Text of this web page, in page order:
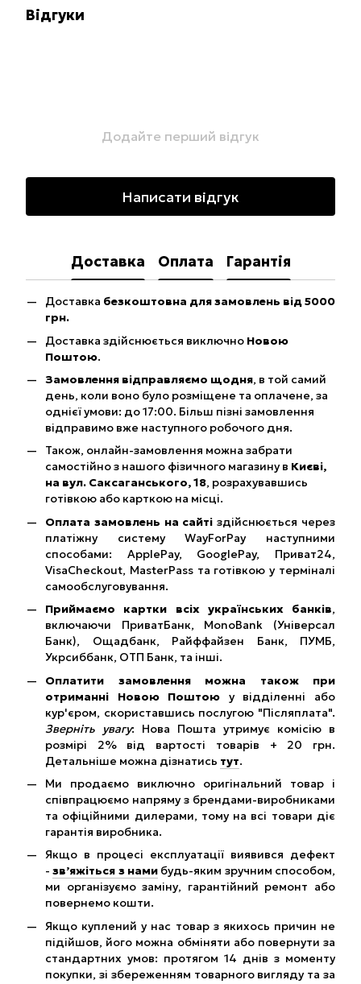
Відгуки
Додайте перший відгук
Написати відгук
Доставка Оплата Гарантія
Доставка безкоштовна для замовлень від 5000
грн.
Доставка здійснюється виключно Новою
Поштою.
Замовлення відправляємо щодня, в той самий
день, коли воно було розміщене та оплачене, за
однієї умови: до 17:00. Більш пізні замовлення
відправимо вже наступного робочого дня.
Також, онлайн-замовлення можна забрати
самостійно з нашого фізичного магазину в Києві,
на вул. Саксаганського, 18, розрахувавшись
готівкою або карткою на місці.
Оплата замовлень на сайтіздійснюється через
платіжну систему WayForPay наступними
способами: ApplePay, GooglePay, Приват24,
VisaCheckout, MasterPass та готівкою у терміналі
самообслуговування.
Приймаємо картки всіх українських банків,
включаючи ПриватБанк, MonoBank (Універсал
Банк), Ощадбанк, Райффайзен Банк, ПУМБ,
Укрсиббанк, ОТП Банк, та інші.
Оплатити замовлення можна також при
отриманні Новою Поштою у відділенні або
кур'єром, скориставшись послугою "Післяплата".
Зверніть увагу: Нова Пошта утримує комісію в
розмірі 2% від вартості товарів + 20 грн.
Детальніше можна дізнатись тут.
Ми продаємо виключно оригінальний товар і
співпрацюємо напряму з брендами-виробниками
та офіційними дилерами, тому на всі товари діє
гарантія виробника.
Якщо в процесі експлуатації виявився дефект
-зв’яжіться з нами будь-яким зручним способом,
ми організуємо заміну, гарантійний ремонт або
повернемо кошти.
Якщо куплений у нас товар з якихось причин не
підійшов, його можна обміняти або повернути за
стандартних умов: протягом 14 днів з моменту
покупки, зі збереженням товарного вигляду та за